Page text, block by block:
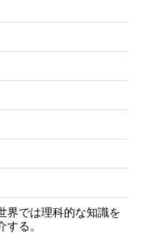
界では理科的な知識を
る。